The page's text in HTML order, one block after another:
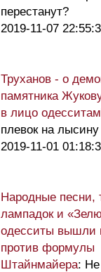
перестанут?
2019-11-07
Труханов - о
памятника
в лицо
плевок на лысину
2019-11-01
Народные песни,
лампадок и
одесситы вышли
против формулы
Штайнмайера: